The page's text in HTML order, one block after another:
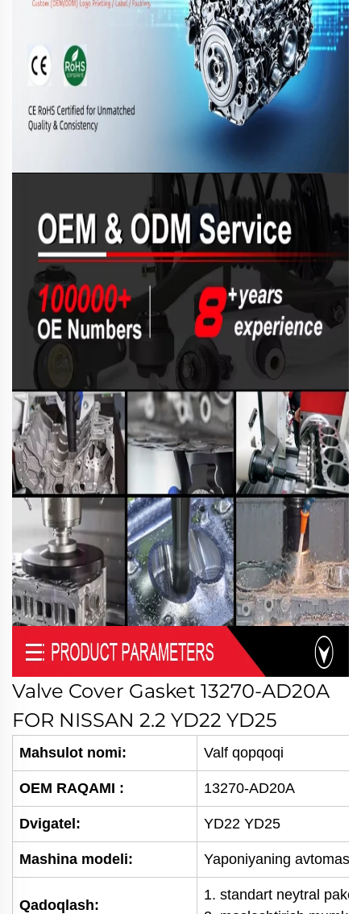
Valve Cover Gasket 13270-AD20A
FOR NISSAN 2.2 YD22 YD25
Mahsulot nomi: Valf qopqoqi
OEM RAQAMI : 13270-AD20A
Dvigatel: YD22 YD25
Mashina modeli: Yaponiyaning
Qadoqlash:
1. standart neytral